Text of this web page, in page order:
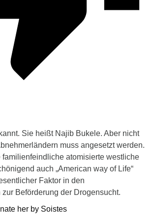
Sie heißt Najib Bukele. Aber nicht
muss angesetzt werden.
familienfeindliche atomisierte westliche
auch „American way of Life“
Faktor in den
Beförderung der Drogensucht.
her by Soistes